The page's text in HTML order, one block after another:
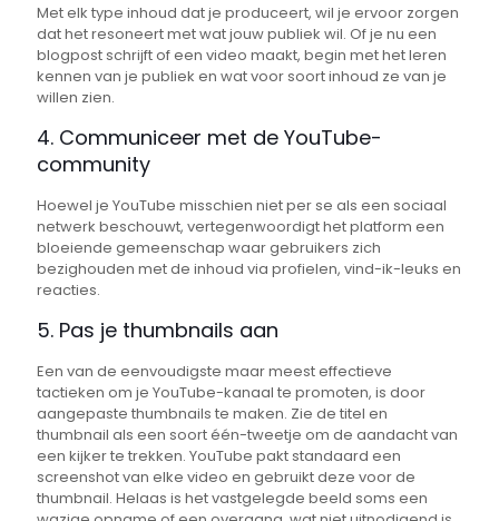
Met elk type inhoud dat je produceert, wil je ervoor zorgen
dat het resoneert met wat jouw publiek wil. Of je nu een
blogpost schrijft of een video maakt, begin met het leren
kennen van je publiek en wat voor soort inhoud ze van je
willen zien.
4. Communiceer met de YouTube-
community
Hoewel je YouTube misschien niet per se als een sociaal
netwerk beschouwt, vertegenwoordigt het platform een ​​
bloeiende gemeenschap waar gebruikers zich
bezighouden met de inhoud via profielen, vind-ik-leuks en
reacties.
5. Pas je thumbnails aan
Een van de eenvoudigste maar meest effectieve
tactieken om je YouTube-kanaal te promoten, is door
aangepaste thumbnails te maken. Zie de titel en
thumbnail als een soort één-tweetje om de aandacht van
een kijker te trekken. YouTube pakt standaard een
screenshot van elke video en gebruikt deze voor de
thumbnail. Helaas is het vastgelegde beeld soms een